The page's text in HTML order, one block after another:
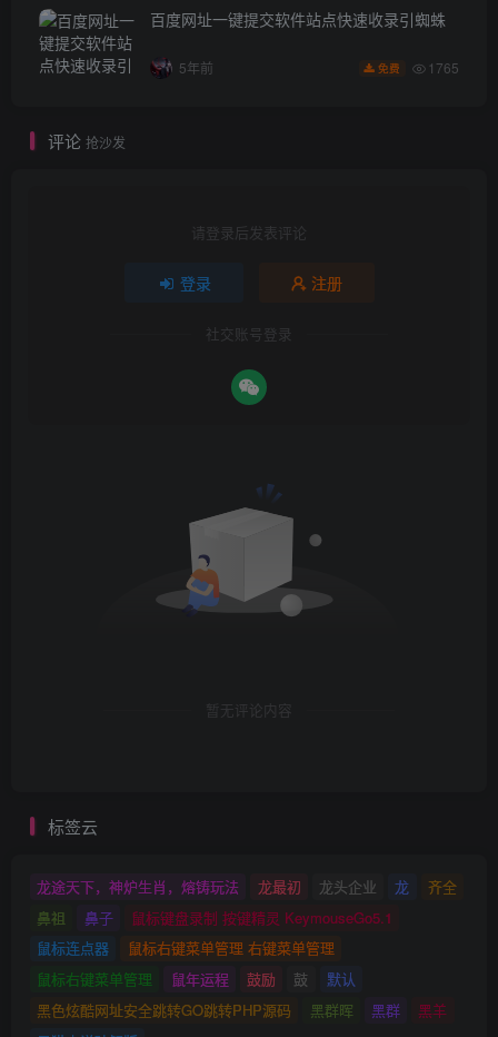
百度网址一键提交软件站点快速收录引蜘蛛
5年前 免费 1765
评论 抢沙发
请登录后发表评论
登录 注册
社交账号登录
暂无评论内容
标签云
龙途天下，神炉生肖，熔铸玩法 龙最初 龙头企业 龙
齐全
鼻祖
鼻子
鼠标键盘录制 按键精灵 KeymouseGo5.1
鼠标连点器
鼠标右键菜单管理 右键菜单管理
鼠标右键菜单管理
鼠年运程 鼓励 鼓
默认
黑色炫酷网址安全跳转GO跳转PHP源码
黑群晖 黑群
黑羊